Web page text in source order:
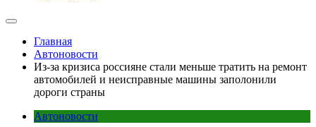
Главная
Автоновости
Из-за кризиса россияне стали меньше тратить на ремонт
автомобилей и неисправные машины заполонили
дороги страны
Автоновости